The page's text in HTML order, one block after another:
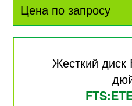
Цена по запросу
Жесткий диск